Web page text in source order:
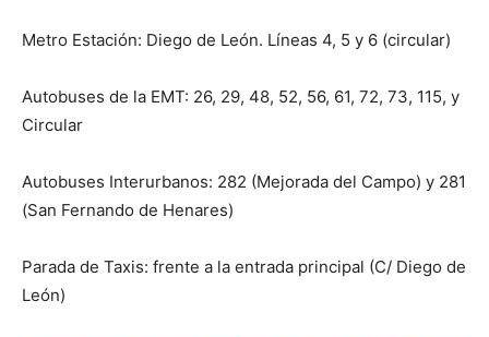
Metro Estación: Diego de León. Líneas 4, 5 y 6 (circular)
Autobuses de la EMT: 26, 29, 48, 52, 56, 61, 72, 73, 115, y
Circular
Autobuses Interurbanos: 282 (Mejorada del Campo) y 281
(San Fernando de Henares)
Parada de Taxis: frente a la entrada principal (C/ Diego de
León)